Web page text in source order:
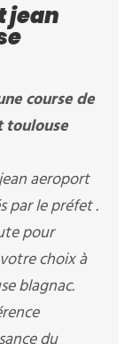
jean
course de
toulouse
aeroport
par le préfet .
pour
choix à
blagnac.